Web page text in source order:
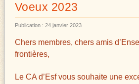
Voeux 2023
Publication : 24 janvier 2023
Chers membres, chers amis
frontières,
Le CA d’Esf vous souhaite une